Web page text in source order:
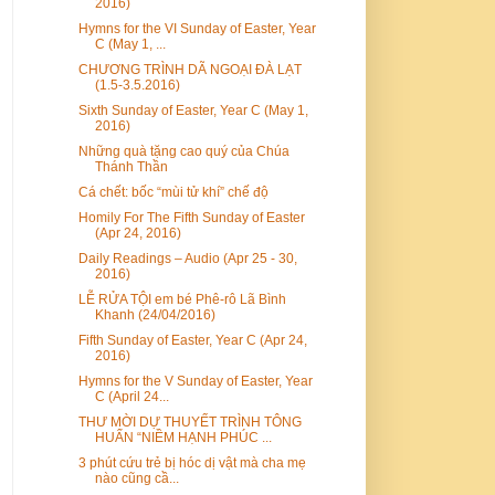
Hymns for the VI Sunday of Easter, Year
C (May 1, ...
CHƯƠNG TRÌNH DÃ NGOẠI ĐÀ LẠT
(1.5-3.5.2016)
Sixth Sunday of Easter, Year C (May 1,
2016)
Những quà tặng cao quý của Chúa
Thánh Thần
Cá chết: bốc “mùi tử khí” chế độ
Homily For The Fifth Sunday of Easter
(Apr 24, 2016)
Daily Readings – Audio (Apr 25 - 30,
2016)
LỄ RỬA TỘI em bé Phê-rô Lã Bình
Khanh (24/04/2016)
Fifth Sunday of Easter, Year C (Apr 24,
2016)
Hymns for the V Sunday of Easter, Year
C (April 24...
THƯ MỜI DỰ THUYẾT TRÌNH TÔNG
HUẤN “NIỀM HẠNH PHÚC ...
3 phút cứu trẻ bị hóc dị vật mà cha mẹ
nào cũng cầ...